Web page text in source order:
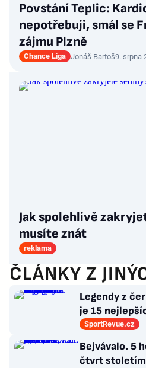
Povstání Teplic:
nepotřebuji, smál se
zájmu Plzně
Chance Liga Jonáš Bartoš9. srpna
Jak spolehlivě
musíte znát
reklama
ČLÁNKY Z
Legendy z
je 15
všech dob
SportRevue.cz
Bejvávalo. 5
čtvrt